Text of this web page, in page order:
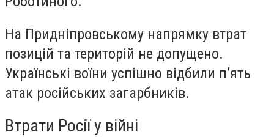
На Придніпровському напрямку втрат
позицій та територій не допущено.
Українські воїни успішно відбили п’ять
атак російських загарбників.
Втрати Росії у війні